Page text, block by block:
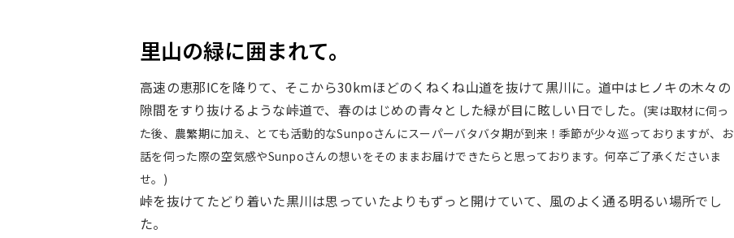
里山の緑に囲まれて。
高速の恵那ICを降りて、そこから30kmほどのくねくね山道を抜けて黒川に。道中はヒノキの木々の
隙間をすり抜けるような峠道で、春のはじめの青々とした緑が目に眩しい日でした。 (実は取材に伺っ
た後、 農繁期に加え、とても活動的なSunpoさんにスーパーバタバタ期が到来！季節が少々巡っておりますが、お
話を伺った際の空気感やSunpoさんの想いをそのままお届けできたらと思っております。何卒ご了承くださいま
せ。)
峠を抜けてたどり着いた黒川は思っていたよりもずっと開けていて、風のよく通る明るい場所でし
た。